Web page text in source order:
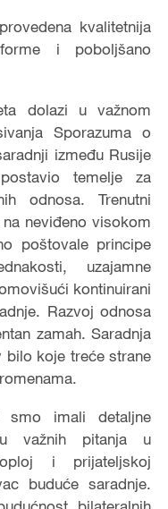
kvalitetnija
i poboljšano
dolazi u važnom
Sporazuma o
između Rusije
temelje za
odnosa. Trenutni
neviđeno visokom
poštovale principe
uzajamne
kontinuirani
Razvoj odnosa
zamah. Saradnja
bilo koje treće strane
imali detaljne
važnih pitanja u
i prijateljskoj
buduće saradnje.